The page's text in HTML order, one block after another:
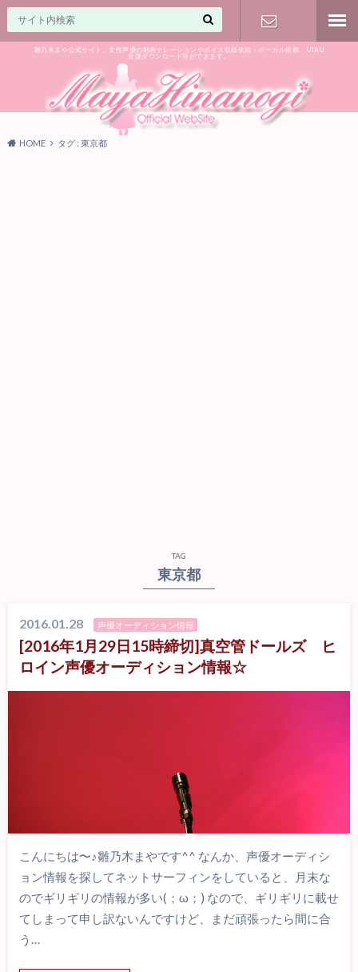
雛乃木まや公式サイト。女性声優の動画ナレーションやボイス収録依頼・ボーカル依頼、UTAU
音源ダウンロード等ができます。
気軽に♪
HOME タグ : 東京都
TAG
東京都
2016.01.28 声優オーディション情報
[2016年1月29日15時締切]真空管ドールズ ヒ
ロイン声優オーディション情報☆
こんにちは〜♪雛乃木まやです^^ なんか、声優オーディシ
ョン情報を探してネットサーフィンをしていると、月末な
のでギリギリの情報が多い(；ω；) なので、ギリギリに載せ
てしまって申し訳ないんですけど、まだ頑張ったら間に合
う…